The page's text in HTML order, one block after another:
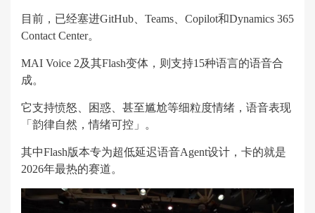
目前，已经塞进GitHub、Teams、Copilot和Dynamics 365
Contact Center。
MAI Voice 2及其Flash变体，则支持15种语言的语音合
成。
它支持愤怒、困惑、甚至尴尬等细粒度情绪，语音表现
「韵律自然，情绪可控」。
其中Flash版本专为超低延迟语音Agent设计，卡的就是
2026年最热的赛道。